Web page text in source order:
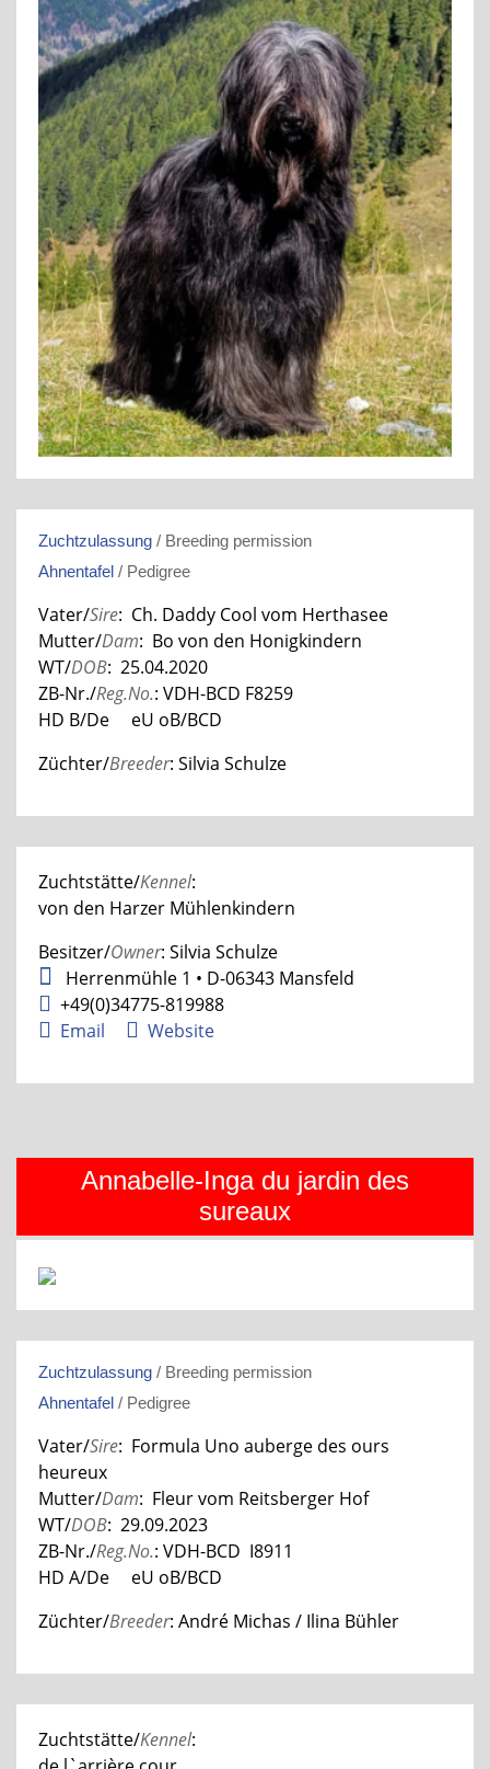
Zuchtzulassung / Breeding permission
Ahnentafel / Pedigree
Vater/Sire: Ch. Daddy Cool vom Herthasee
Mutter/Dam: Bo von den Honigkindern
WT/DOB: 25.04.2020
ZB-Nr./Reg.No.: VDH-BCD F8259
HD B/De eU oB/BCD
Züchter/Breeder: Silvia Schulze
Zuchtstätte/Kennel:
von den Harzer Mühlenkindern
Besitzer/Owner: Silvia Schulze
Herrenmühle 1 • D-06343 Mansfeld
+49(0)34775-819988
Email
Website
Annabelle-Inga du jardin des
sureaux
Zuchtzulassung / Breeding permission
Ahnentafel / Pedigree
Vater/Sire: Formula Uno auberge des ours
heureux
Mutter/Dam: Fleur vom Reitsberger Hof
WT/DOB: 29.09.2023
ZB-Nr./Reg.No.: VDH-BCD I8911
HD A/De eU oB/BCD
Züchter/Breeder: André Michas / Ilina Bühler
Zuchtstätte/Kennel: